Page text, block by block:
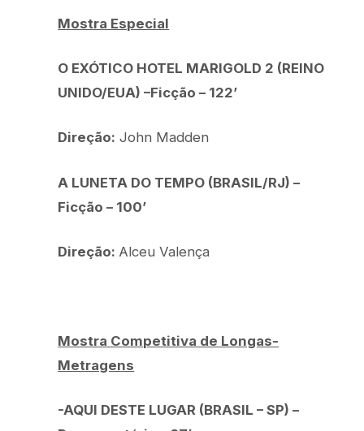
Mostra Especial
O EXÓTICO HOTEL MARIGOLD 2 (REINO
UNIDO/EUA) –Ficção – 122’
Direção: John Madden
A LUNETA DO TEMPO (BRASIL/RJ) –
Ficção – 100’
Direção: Alceu Valença
Mostra Competitiva de Longas-
Metragens
-AQUI DESTE LUGAR (BRASIL – SP) –